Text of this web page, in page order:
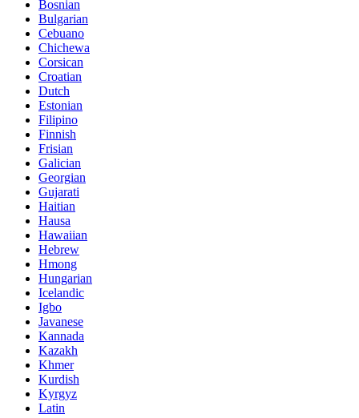
Bosnian
Bulgarian
Cebuano
Chichewa
Corsican
Croatian
Dutch
Estonian
Filipino
Finnish
Frisian
Galician
Georgian
Gujarati
Haitian
Hausa
Hawaiian
Hebrew
Hmong
Hungarian
Icelandic
Igbo
Javanese
Kannada
Kazakh
Khmer
Kurdish
Kyrgyz
Latin